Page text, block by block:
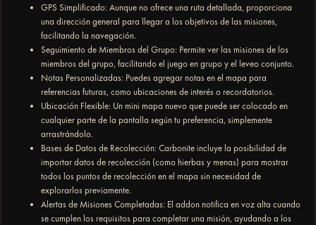
GPS Simplificado: Aunque no ofrece una ruta detallada, proporciona
una dirección general para llegar a los objetivos de las misiones,
facilitando la navegación.
Seguimiento de Miembros del Grupo: Permite ver las misiones de los
miembros del grupo, facilitando el juego en grupo y el leveo conjunto.
Notas Personalizadas: Puedes agregar notas en el mapa para
referencias futuras, como ubicaciones de interés o recordatorios.
Ubicación Flexible: Un mini mapa nuevo que puede ser colocado en
cualquier parte de la pantalla según tu preferencia, simplemente
arrastrándolo.
Bases de Datos de Recolección: Carbonite incluye la posibilidad de
importar datos de recolección (como hierbas y menas) para mostrar
todos los puntos de recolección en el mapa sin necesidad de
explorarlos previamente.
Alertas de Misiones Completadas: El addon notifica en voz alta cuando
se cumplen los requisitos para completar una misión, ayudando a los